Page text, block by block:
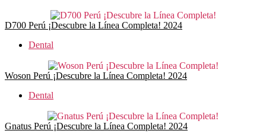
D700 Perú ¡Descubre la Línea Completa! 2024
Dental
Woson Perú ¡Descubre la Línea Completa! 2024
Dental
Gnatus Perú ¡Descubre la Línea Completa! 2024